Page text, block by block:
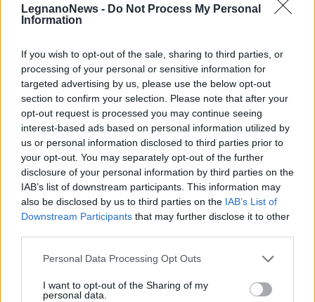
LegnanoNews - Do Not Process My Personal
Information
If you wish to opt-out of the sale, sharing to third parties, or
processing of your personal or sensitive information for
targeted advertising by us, please use the below opt-out
section to confirm your selection. Please note that after your
opt-out request is processed you may continue seeing
interest-based ads based on personal information utilized by
us or personal information disclosed to third parties prior to
your opt-out. You may separately opt-out of the further
disclosure of your personal information by third parties on the
IAB’s list of downstream participants. This information may
also be disclosed by us to third parties on the IAB’s List of
Downstream Participants that may further disclose it to other
Personal Data Processing Opt Outs
I want to opt-out of the Sharing of my
personal data.